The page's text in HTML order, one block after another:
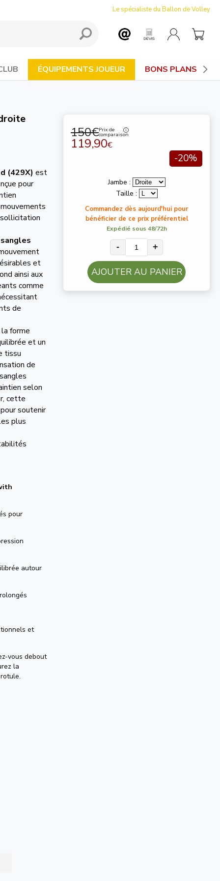
Le spécialiste du Ballon de Volley
ÉQUIPEMENTS JOUEUR BONS PLANS
150€Prix de
comparaison
119,90€
-20%
Jambe :
Taille :
Commandez dès aujourd'hui pour
bénéficier de ce prix préférentiel
Expédié sous 48/72h
- +
AJOUTER AU PANIER
(429X) est
pour
sangles
et
ainsi aux
comme
de
forme
et un
tissu
de
selon
cette
soutenir
plus
pour
autour
et
vous debout
la